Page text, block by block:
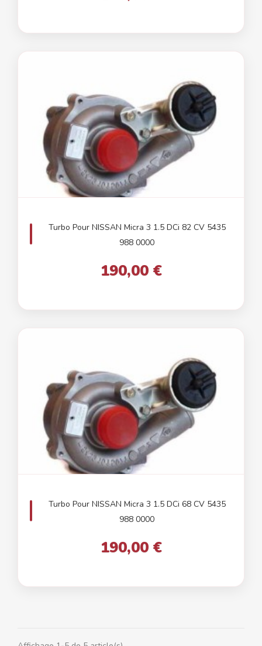
Turbo Pour NISSAN Micra 3 1.5 DCi 82 CV 5435
988 0000
190,00 €
Turbo Pour NISSAN Micra 3 1.5 DCi 68 CV 5435
988 0000
190,00 €